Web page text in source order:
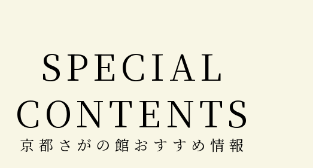
SPECIAL
CONTENTS
京都さがの館おすすめ情報